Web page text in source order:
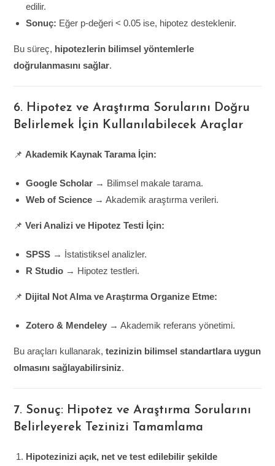
edilir.
Sonuç: Eğer p-değeri < 0.05 ise, hipotez desteklenir.
Bu süreç, hipotezlerin bilimsel yöntemlerle
doğrulanmasını sağlar.
6. Hipotez ve Araştırma Sorularını Doğru
Belirlemek İçin Kullanılabilecek Araçlar
📌 Akademik Kaynak Tarama İçin:
Google Scholar → Bilimsel makale tarama.
Web of Science → Akademik araştırma verileri.
📌Veri Analizi ve Hipotez Testi İçin:
SPSS → İstatistiksel analizler.
R Studio → Hipotez testleri.
📌 Dijital Not Alma ve Araştırma Organize Etme:
Zotero & Mendeley → Akademik referans yönetimi.
Bu araçları kullanarak,tezinizin bilimsel standartlara uygun
olmasını sağlayabilirsiniz.
7. Sonuç: Hipotez ve Araştırma Sorularını
Belirleyerek Tezinizi Tamamlama
Hipotezinizi açık, net ve test edilebilir şekilde